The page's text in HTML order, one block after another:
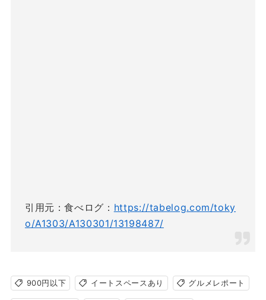
引用元：食べログ： https://tabelog.com/toky
o/A1303/A130301/13198487/
900円以下 イートスペースあり グルメレポート